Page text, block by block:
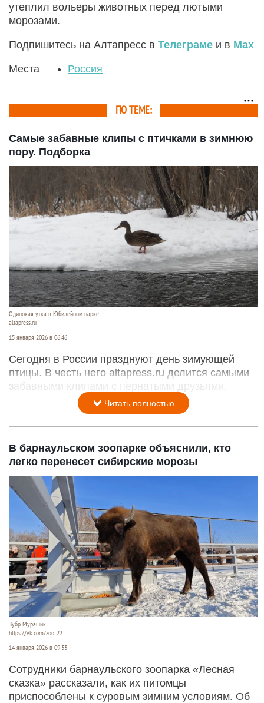
утеплил вольеры животных перед лютыми
морозами.
Подпишитесь на Алтапресс в Телеграме и в Max
Места Россия
ПО ТЕМЕ:
Самые забавные клипы с птичками в зимнюю
пору. Подборка
Одинокая утка в Юбилейном парке.
altapress.ru
15 января 2026 в 06:46
Сегодня в России празднуют день зимующей
птицы. В честь него altapress.ru делится самыми
забавными клипами с пернатыми друзьями.
Читать полностью
В барнаульском зоопарке объяснили, кто
легко перенесет сибирские морозы
Зубр Мурашик
https://vk.com/zoo_22
14 января 2026 в 09:33
Сотрудники барнаульского зоопарка «Лесная
сказка» рассказали, как их питомцы
приспособлены к суровым зимним условиям. Об